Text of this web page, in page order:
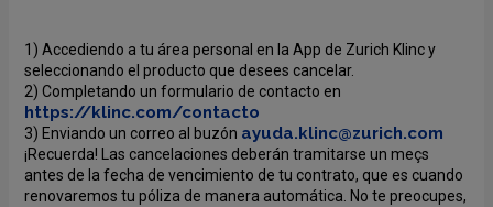
1) Accediendo a tu área personal en la App de Zurich Klinc y
seleccionando el producto que desees cancelar.
2) Completando un formulario de contacto en
https://klinc.com/contacto
3) Enviando un correo al buzón ayuda.klinc@zurich.com
¡Recuerda! Las cancelaciones deberán tramitarse un meçs
antes de la fecha de vencimiento de tu contrato, que es cuando
renovaremos tu póliza de manera automática. No te preocupes,